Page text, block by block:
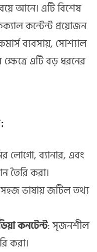
আনে। এটি বিশেষ
কন্টেন্ট প্রয়োজন
ব্যবসায়, সোশ্যাল
ক্ষেত্রে এটি বড় ধরনের
লোগো, ব্যানার, এবং
তৈরি করা।
ভাষায় জটিল তথ্য
কনটেন্ট: সৃজনশীল
করা।